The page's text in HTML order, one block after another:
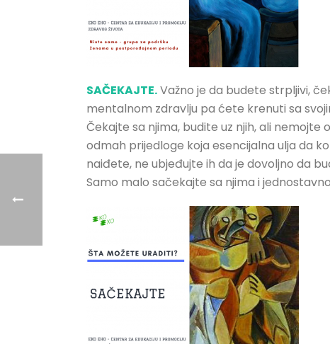
SAČEKAJTE.Važno je da budete strpljivi,
mentalnom zdravlju pa ćete krenuti sa
Čekajte sa njima, budite uz njih, ali
odmah prijedloge koja esencijalna ulja da
naiđete, ne ubjeđujte ih da je dovoljno da
Samo malo sačekajte sa njima i